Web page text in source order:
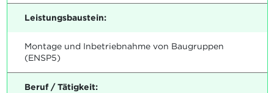
Leistungsbaustein:
Montage und Inbetriebnahme von Baugruppen
(ENSP5)
Beruf / Tätigkeit: